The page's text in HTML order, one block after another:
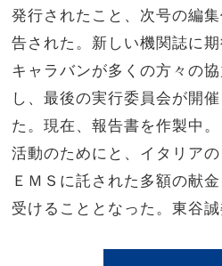
発行されたこと、次号の編
告された。新しい機関誌に
キャラバンが多くの方々の
し、最後の実行委員会が開
た。現在、報告書を作製中
活動のためにと、イタリア
ＥＭＳに託された多額の献
受けることとなった。東谷